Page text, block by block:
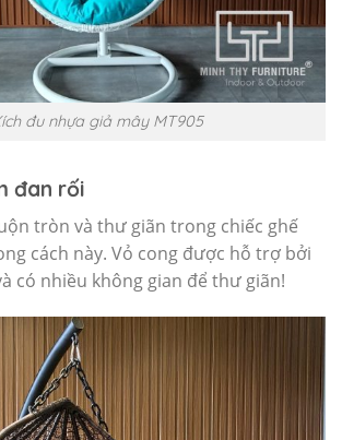
đu nhựa giả mây MT905
đan rối
tròn và thư giãn trong chiếc ghế
cách này. Vỏ cong được hỗ trợ bởi
có nhiều không gian để thư giãn!